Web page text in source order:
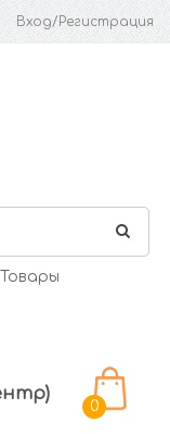
Вход/Регистрация
0